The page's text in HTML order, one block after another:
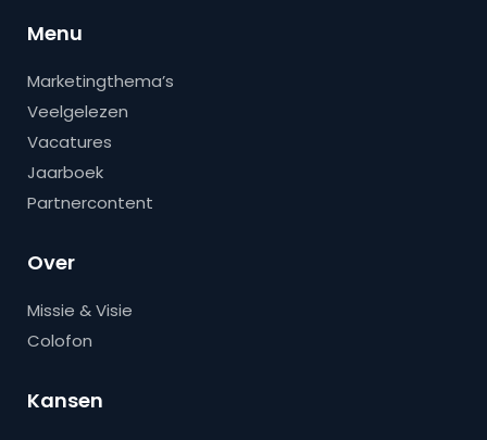
Menu
Marketingthema’s
Veelgelezen
Vacatures
Jaarboek
Partnercontent
Over
Missie & Visie
Colofon
Kansen